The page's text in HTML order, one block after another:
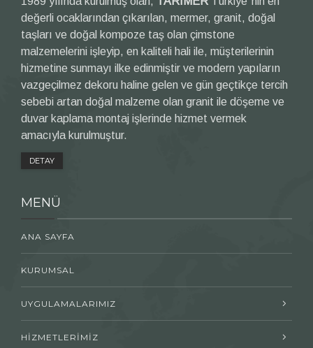
değerli ocaklarından çıkarılan, mermer, granit, doğal
taşları ve doğal kompoze taş olan çimstone
malzemelerini işleyip, en kaliteli hali ile, müşterilerinin
hizmetine sunmayı ilke edinmiştir ve modern yapıların
vazgeçilmez dekoru haline gelen ve gün geçtikçe tercih
sebebi artan doğal malzeme olan granit ile döşeme ve
duvar kaplama montaj işlerinde hizmet vermek
amacıyla kurulmuştur.
DETAY
MENÜ
ANA SAYFA
KURUMSAL
UYGULAMALARIMIZ
HİZMETLERİMİZ